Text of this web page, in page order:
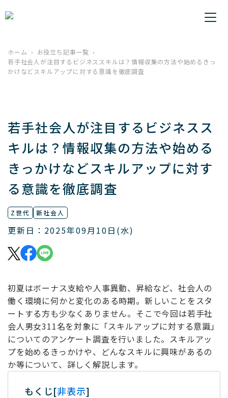
ホーム
お役立ち記事一覧
若手社会人が注目するビジネススキルは？情報収集の方法や始めるきっ
かけなどスキルアップに対する意識を徹底調査
若手社会人が注目するビジネスス
キルは？情報収集の方法や始める
きっかけなどスキルアップに対す
る意識を徹底調査
Z世代 新社会人
更新日：2025年09月10日(水)
初夏はボーナス支給や人事異動、昇給など、社会人の
働く環境に何かと変化のある時期。新しいことをスタ
ートする方も少なくありません。そこで今回は若手社
会人男女311名を対象に「スキルアップに対する意識」
についてのアンケート調査を行いました。スキルアッ
プを始めるきっかけや、どんなスキルに興味があるの
か等について、詳しく解説します。
もくじ[非表示]